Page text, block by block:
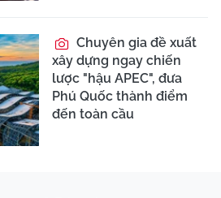
Chuyên gia đề xuất
xây dựng ngay chiến
lược "hậu APEC", đưa
Phú Quốc thành điểm
đến toàn cầu